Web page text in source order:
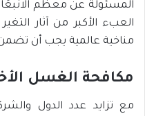
المسئولة عن معظم
العبء الأكبر من آثار
مناخية عالمية يجب أن تضمن
مكافحة الغسل
مع تزايد عدد الدول